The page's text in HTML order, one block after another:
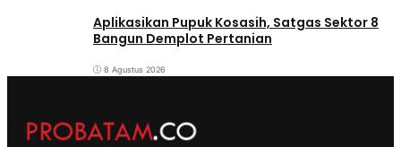
Aplikasikan Pupuk Kosasih, Satgas Sektor 8
Bangun Demplot Pertanian
8 Agustus 2026